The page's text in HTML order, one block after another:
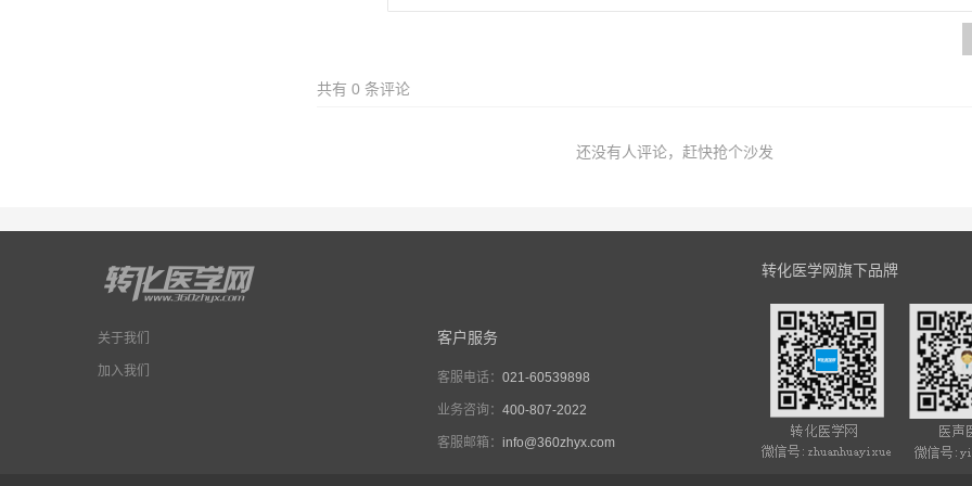
共有 0 条评论
还没有人评论，赶快抢个沙发
关于我们
加入我们
客户服务
客服电话： 021-60539898
业务咨询： 400-807-2022
客服邮箱： info@360zhyx.com
转化医学网旗下品牌